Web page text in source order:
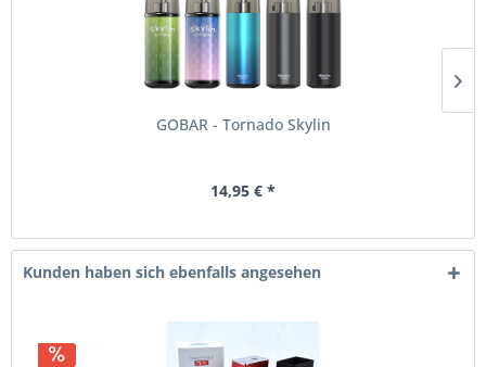
GOBAR - Tornado Skylin
14,95 € *
Kunden haben sich ebenfalls angesehen